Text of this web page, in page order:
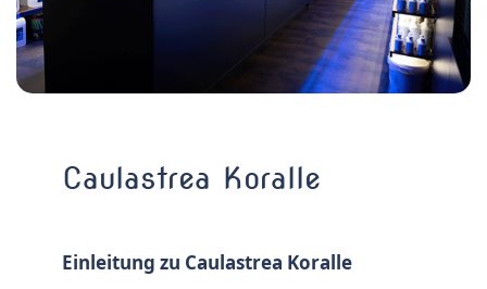
Caulastrea Koralle
Einleitung zu Caulastrea Koralle